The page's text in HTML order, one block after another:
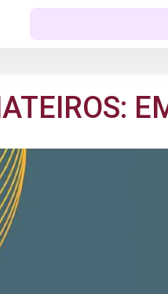
Pesquisar